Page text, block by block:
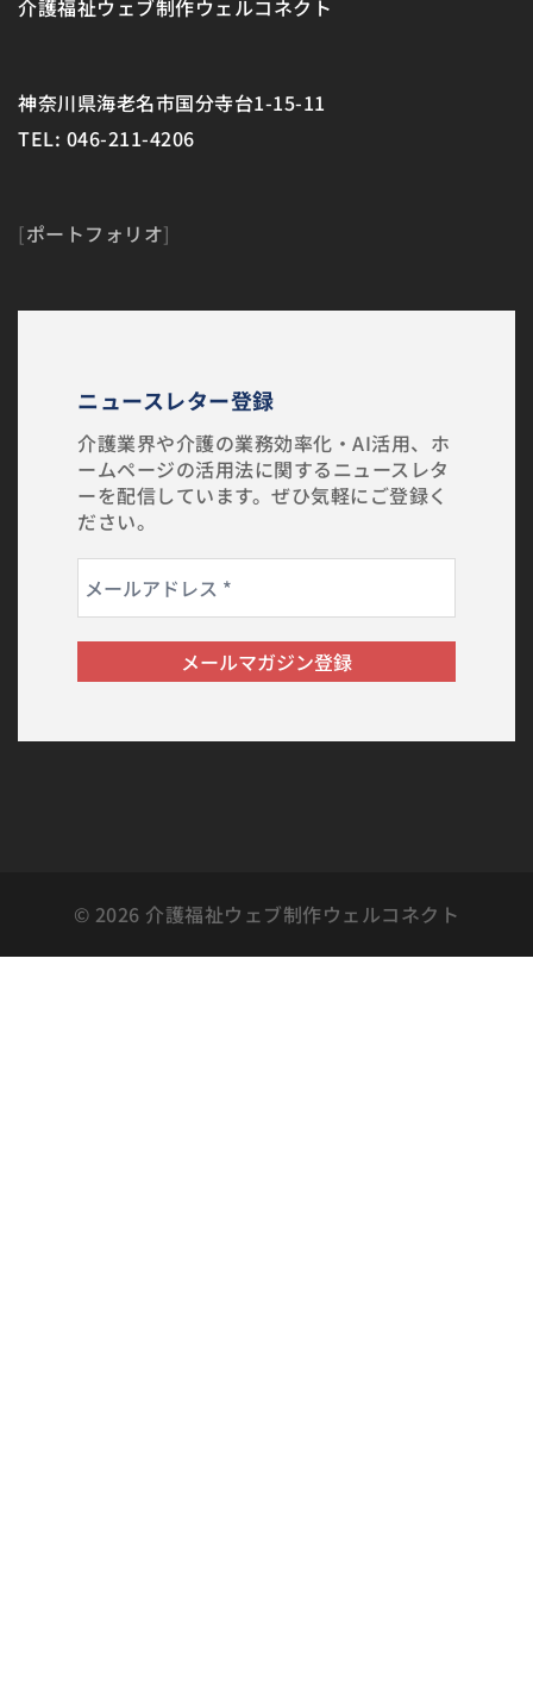
介護福祉ウェブ制作ウェルコネクト
神奈川県海老名市国分寺台1-15-11
TEL: 046-211-4206
[ポートフォリオ]
ニュースレター登録
介護業界や介護の業務効率化・AI活用、ホ
ームページの活用法に関するニュースレタ
ーを配信しています。ぜひ気軽にご登録く
ださい。
© 2026 介護福祉ウェブ制作ウェルコネクト